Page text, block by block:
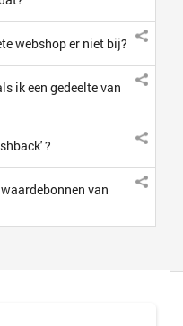
webshop er niet bij?
ik een gedeelte van
?
van